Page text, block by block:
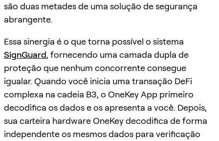
são duas metades de uma solução de segurança
abrangente.
Essa sinergia é o que torna possível o sistema
SignGuard, fornecendo uma camada dupla de
proteção que nenhum concorrente consegue
igualar. Quando você inicia uma transação DeFi
complexa na cadeia B3, o OneKey App primeiro
decodifica os dados e os apresenta a você. Depois,
sua carteira hardware OneKey decodifica de forma
independente os mesmos dados para verificação